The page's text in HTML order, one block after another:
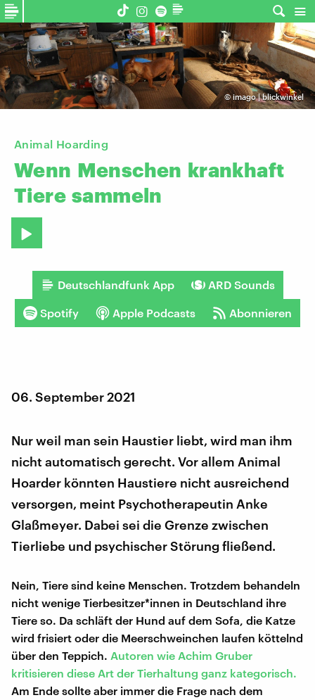
©imago | blickwinkel
Animal Hoarding
Wenn Menschen krankhaft
Tiere sammeln
Deutschlandfunk App ARD Sounds
Spotify Apple Podcasts Abonnieren
06. September 2021
Nur weil man sein Haustier liebt, wird man ihm
nicht automatisch gerecht. Vor allem Animal
Hoarder könnten Haustiere nicht ausreichend
versorgen, meint Psychotherapeutin Anke
Glaßmeyer. Dabei sei die Grenze zwischen
Tierliebe und psychischer Störung fließend.
Nein, Tiere sind keine Menschen. Trotzdem behandeln
nicht wenige Tierbesitzer*innen in Deutschland ihre
Tiere so. Da schläft der Hund auf dem Sofa, die Katze
wird frisiert oder die Meerschweinchen laufen köttelnd
über den Teppich. Autoren wie Achim Gruber
kritisieren diese Art der Tierhaltung ganz kategorisch.
Am Ende sollte aber immer die Frage nach dem